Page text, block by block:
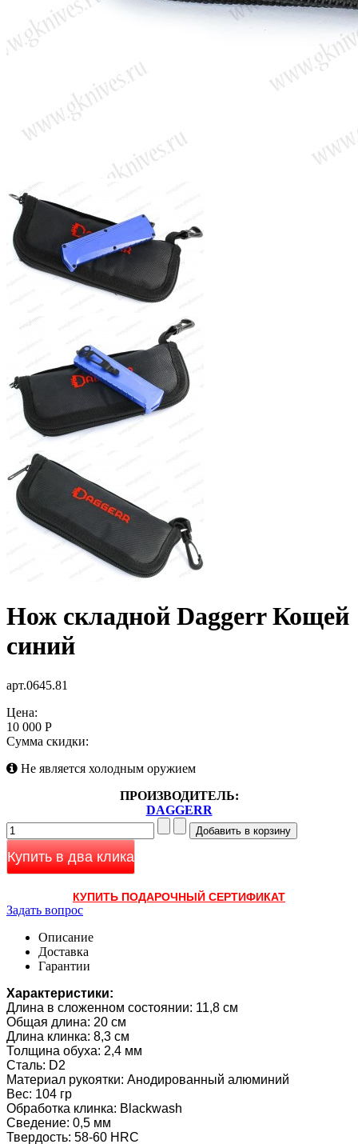
Нож складной Daggerr Кощей
синий
арт.0645.81
Цена:
10 000 Р
Сумма скидки:
Не является холодным оружием
ПРОИЗВОДИТЕЛЬ:
DAGGERR
Купить в два клика
КУПИТЬ ПОДАРОЧНЫЙ СЕРТИФИКАТ
Задать вопрос
Описание
Доставка
Гарантии
Характеристики:
Длина в сложенном состоянии: 11,8 см
Общая длина: 20 см
Длина клинка: 8,3 см
Толщина обуха: 2,4 мм
Сталь: D2
Материал рукоятки: Анодированный алюминий
Вес: 104 гр
Обработка клинка: Blackwash
Сведение: 0,5 мм
Твердость: 58-60 HRC